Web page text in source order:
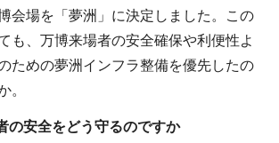
会場を「夢洲」に決定しました。この
も、万博来場者の安全確保や利便性よ
ための夢洲インフラ整備を優先したの
。
の安全をどう守るのですか